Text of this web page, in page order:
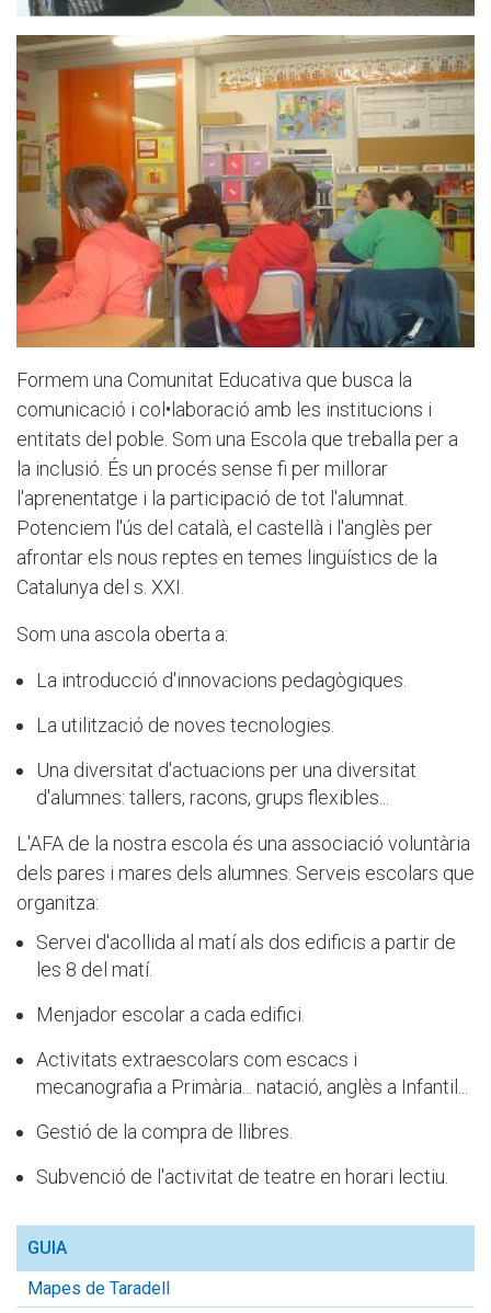
Formem una Comunitat Educativa que busca la
comunicació i col•laboració amb les institucions i
entitats del poble. Som una Escola que treballa per a
la inclusió. És un procés sense fi per millorar
l'aprenentatge i la participació de tot l'alumnat.
Potenciem l'ús del català, el castellà i l'anglès per
afrontar els nous reptes en temes lingüístics de la
Catalunya del s. XXI.
Som una ascola oberta a:
La introducció d'innovacions pedagògiques.
La utilització de noves tecnologies.
Una diversitat d'actuacions per una diversitat
d'alumnes: tallers, racons, grups flexibles...
L'AFA de la nostra escola és una associació voluntària
dels pares i mares dels alumnes. Serveis escolars que
organitza:
Servei d'acollida al matí als dos edificis a partir de
les 8 del matí.
Menjador escolar a cada edifici.
Activitats extraescolars com escacs i
mecanografia a Primària... natació, anglès a Infantil...
Gestió de la compra de llibres.
Subvenció de l'activitat de teatre en horari lectiu.
GUIA
Mapes de Taradell